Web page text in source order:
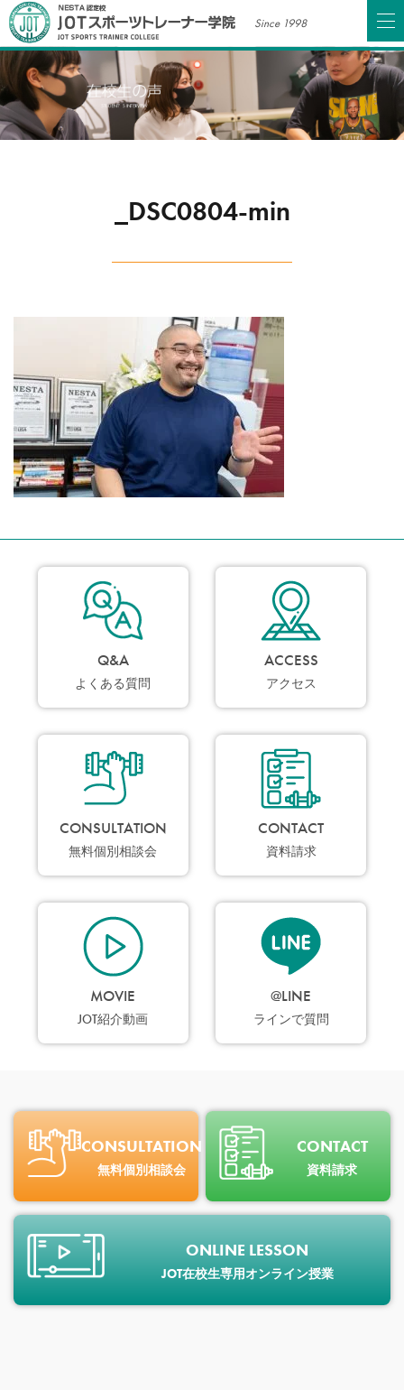
Since 1998
_DSC0804-min
Q&A
よくある質問
ACCESS
アクセス
CONSULTATION
無料個別相談会
CONTACT
資料請求
MOVIE
JOT紹介動画
@LINE
ラインで質問
CONSULTATION
無料個別相談会
CONTACT
資料請求
ONLINE LESSON
JOT在校生専用オンライン授業